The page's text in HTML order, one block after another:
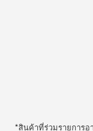
*สินค้าที่ร่วมรายการ